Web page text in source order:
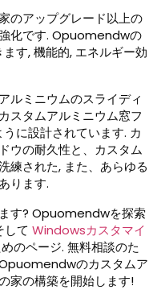
のアップグレード以上の
化です. Opuomendwの
す, 機能的, エネルギー効
ルミニウムのスライディ
スタムアルミニウム窓フ
に設計されています. カ
ウの耐久性と、カスタム
練された, また、あらゆる
ります.
す? Opuomendwを探索
して Windowsカスタマイ
のページ. 無料相談のた
のカスタムア
家の構築を開始します!